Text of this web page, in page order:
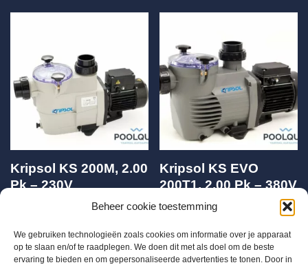
Beheer cookie toestemming
We gebruiken technologieën zoals cookies om informatie over je apparaat
op te slaan en/of te raadplegen. We doen dit met als doel om de beste
ervaring te bieden en om gepersonaliseerde advertenties te tonen. Door in
Kripsol KS 200M, 2.00
Pk – 230V
Kripsol KS EVO
200T1, 2.00 Pk – 380V
IE3